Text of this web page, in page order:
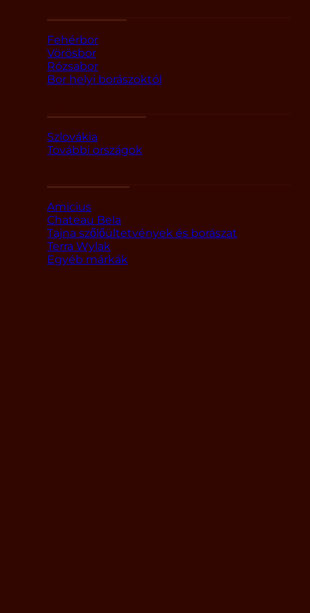
Fehérbor
Vörösbor
Rózsabor
Bor helyi borászoktól
Szlovákia
További országok
Amicius
Chateau Bela
Tajna szőlőültetvények és borászat
Terra Wylak
Egyéb márkák